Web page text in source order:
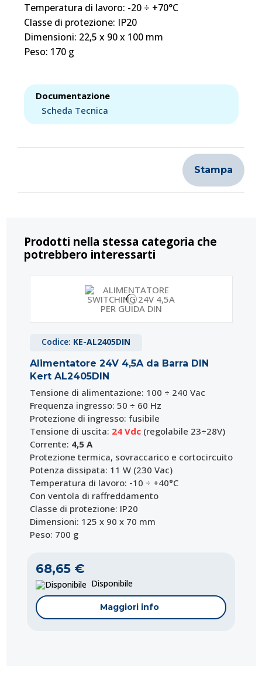
Temperatura di lavoro: -20 ÷ +70°C
Classe di protezione: IP20
Dimensioni: 22,5 x 90 x 100 mm
Peso: 170 g
Documentazione
Scheda Tecnica
Stampa
Prodotti nella stessa categoria che
potrebbero interessarti
Codice: KE-AL2405DIN
Alimentatore 24V 4,5A da Barra DIN
Kert AL2405DIN
Tensione di alimentazione: 100 ÷ 240 Vac
Frequenza ingresso: 50 ÷ 60 Hz
Protezione di ingresso: fusibile
Tensione di uscita: 24 Vdc(regolabile 23÷28V)
Corrente: 4,5 A
Protezione termica, sovraccarico e cortocircuito
Potenza dissipata: 11 W (230 Vac)
Temperatura di lavoro: -10 ÷ +40°C
Con ventola di raffreddamento
Classe di protezione: IP20
Dimensioni: 125 x 90 x 70 mm
Peso: 700 g
68,65 €
Disponibile
Maggiori info